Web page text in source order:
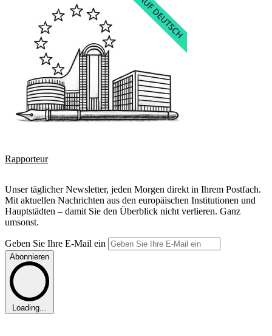
Rapporteur
Unser täglicher Newsletter, jeden Morgen direkt in Ihrem Postfach.
Mit aktuellen Nachrichten aus den europäischen Institutionen und
Hauptstädten – damit Sie den Überblick nicht verlieren. Ganz
umsonst.
Geben Sie Ihre E-Mail ein
Abonnieren
Loading...